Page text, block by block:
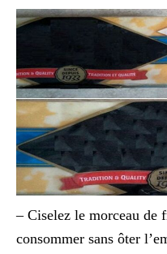
– Ciselez le morceau de
consommer sans ôter